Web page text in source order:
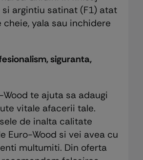
si argintiu satinat (F1) atat
cheie, yala sau inchidere
siguranta,
Wood te ajuta sa adaugi
vitale afacerii tale.
de inalta calitate
Euro-Wood si vei avea cu
multumiti. Din oferta